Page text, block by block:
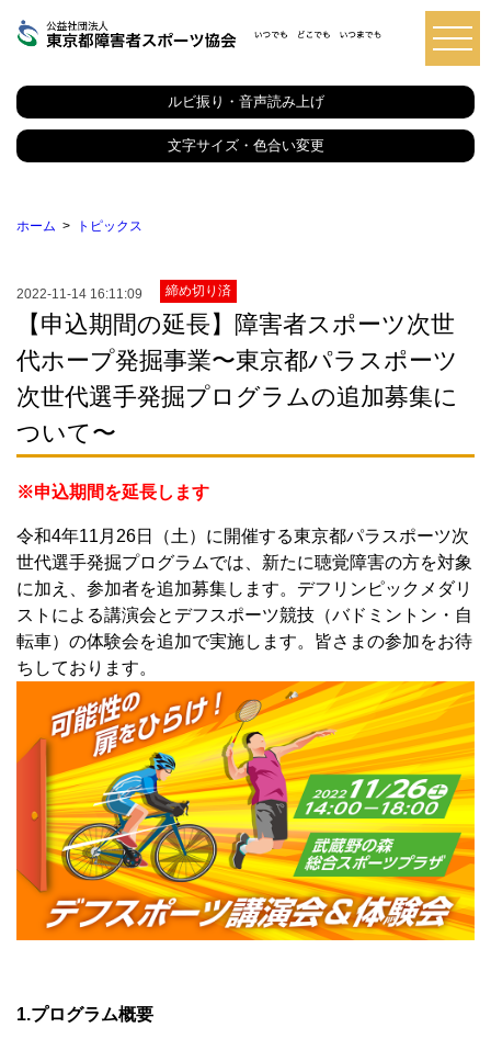
都
障
害
者
ス
協
ルビ振り・音声読み上げ
文字サイズ・色合い変更
ホーム トピックス
2022-11-14 16:11:09 締め切り済
【申込期間の延長】障害者スポーツ次世
代ホープ発掘事業〜東京都パラスポーツ
次世代選手発掘プログラムの追加募集に
ついて〜
※申込期間を延長します
令和4年11月26日（土）に開催する東京都パラスポーツ次
世代選手発掘プログラムでは、新たに聴覚障害の方を対象
に加え、参加者を追加募集します。デフリンピックメダリ
ストによる講演会とデフスポーツ競技（バドミントン・自
転車）の体験会を追加で実施します。皆さまの参加をお待
ちしております。
1.プログラム概要